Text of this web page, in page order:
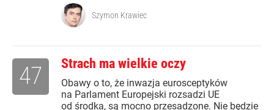
Szymon Krawiec
Strach ma wielkie oczy
Obawy o to, że inwazja eurosceptyków
na Parlament Europejski rozsadzi UE
od środka, są mocno przesadzone. Nie będzie
47